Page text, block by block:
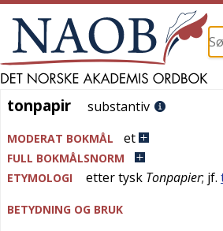
tonpapir
tonpapir substantiv
MODERAT BOKMÅL et
FULL BOKMÅLSNORM
ETYMOLOGI
ettertysk Tonpapier; jf.
BETYDNING OG BRUK